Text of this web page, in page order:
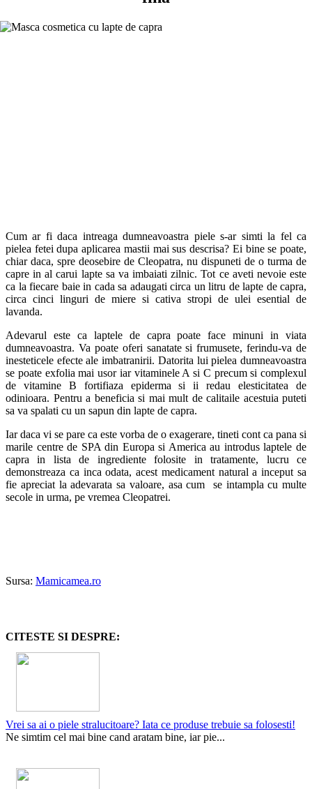
Cum ar fi daca intreaga dumneavoastra piele s-ar simti la fel ca
pielea fetei dupa aplicarea mastii mai sus descrisa? Ei bine se poate,
chiar daca, spre deosebire de Cleopatra, nu dispuneti de o turma de
capre in al carui lapte sa va imbaiati zilnic. Tot ce aveti nevoie este
ca la fiecare baie in cada sa adaugati circa un litru de lapte de capra,
circa cinci linguri de miere si cativa stropi de ulei esential de
lavanda.
Adevarul este ca laptele de capra poate face minuni in viata
dumneavoastra. Va poate oferi sanatate si frumusete, ferindu-va de
inesteticele efecte ale imbatranirii. Datorita lui pielea dumneavoastra
se poate exfolia mai usor iar vitaminele A si C precum si complexul
de vitamine B fortifiaza epiderma si ii redau elesticitatea de
odinioara. Pentru a beneficia si mai mult de calitaile acestuia puteti
sa va spalati cu un sapun din lapte de capra.
Iar daca vi se pare ca este vorba de o exagerare, tineti cont ca pana si
marile centre de SPA din Europa si America au introdus laptele de
capra in lista de ingrediente folosite in tratamente, lucru ce
demonstreaza ca inca odata, acest medicament natural a inceput sa
fie apreciat la adevarata sa valoare, asa cum se intampla cu multe
secole in urma, pe vremea Cleopatrei.
Sursa: Mamicamea.ro
CITESTE SI DESPRE:
Vrei sa ai o piele stralucitoare? Iata ce produse trebuie sa folosesti!
Ne simtim cel mai bine cand aratam bine, iar pie...